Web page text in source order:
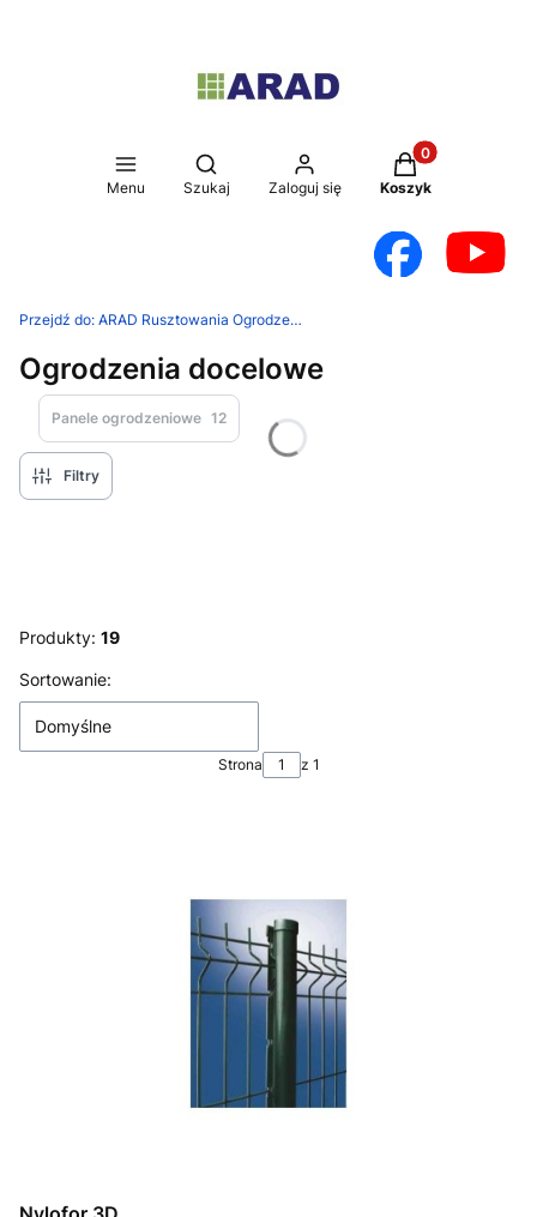
Menu
Otwórz wyszukiwarkę
Szukaj Zaloguj się
Produkty w
Koszyk
Przejdź do: ARAD Rusztowania Ogrodzenia
Ogrodzenia docelowe
Panele ogrodzeniowe 12
Filtry
Produkty: 19
Lista produktów
Sortowanie:
Domyślne
Strona z 1